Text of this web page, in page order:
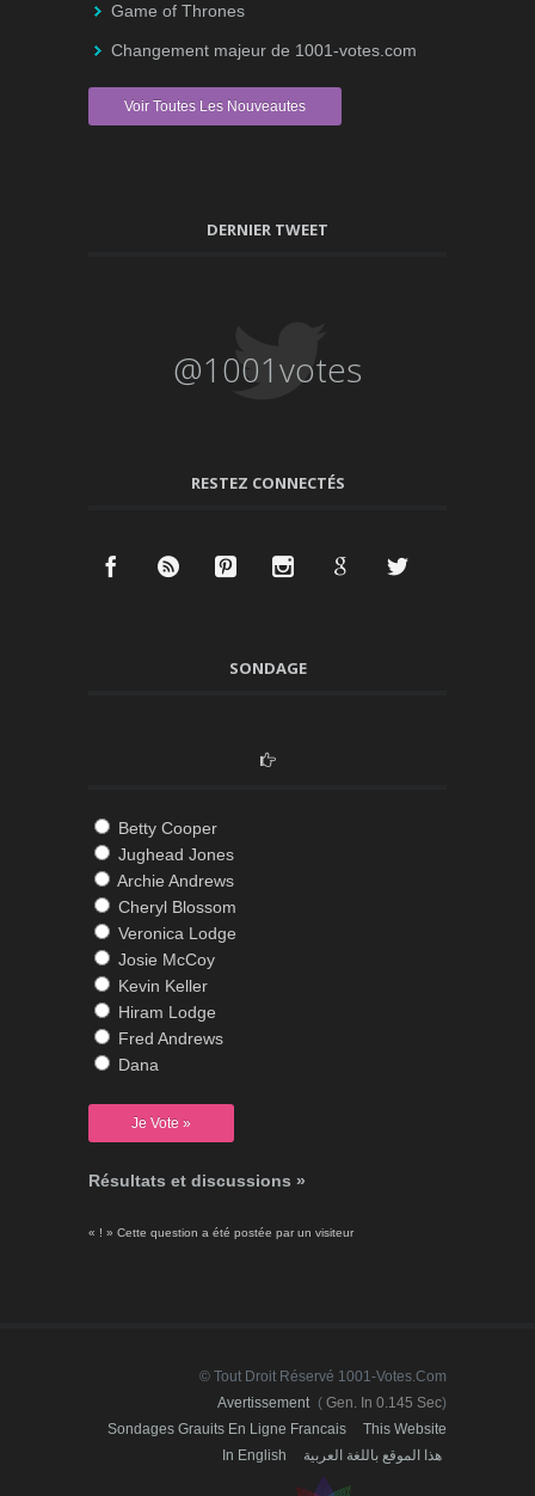
Game of Thrones
Changement majeur de 1001-votes.com
Voir Toutes Les Nouveautes
DERNIER TWEET
@1001votes
RESTEZ CONNECTÉS
SONDAGE
Betty Cooper
Jughead Jones
Archie Andrews
Cheryl Blossom
Veronica Lodge
Josie McCoy
Kevin Keller
Hiram Lodge
Fred Andrews
Dana
Résultats et discussions »
« ! » Cette question a été postée par un visiteur
© Tout Droit Réservé 1001-Votes.com
Avertissement ( Gen. In 0.145 Sec)
Sondages Grauits En Ligne Francais
This Website
In English
هذا الموقع باللغة العربية